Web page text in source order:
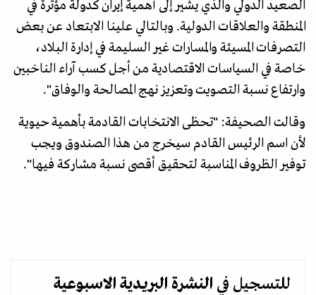
الصعيد الدولي والذي يشير إلى أهمية إيران كدولة مؤثرة في
المنطقة والعلاقات الدولية. وبالتالي علينا الابتعاد عن بعض
التصرفات المسيئة والمسارات غير السليمة في إدارة البلاد،
خاصة في السياسات الاقتصادية من أجل كسب آراء الناخبين
وارتفاع نسبة التصويت وتعزيز نهج المصالحة والوفاق".
وقالت الصحيفة: "تحظى الانتخابات القادمة بأهمية حيوية
لأن اسم الرئيس القادم سيخرج من هذا الصندوق ويجب
توفير الظروف المناسبة لتحقيق أقصى نسبة مشاركة فيها".
للتسجيل في النشرة البريدية الاسبوعية